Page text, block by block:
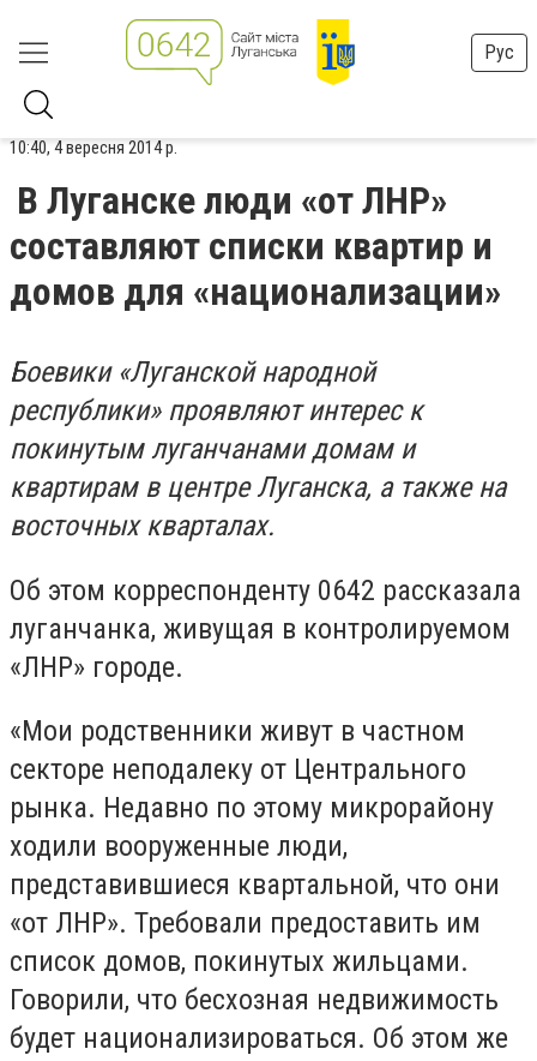
Рус
10:40, 4 вересня 2014 р.
В Луганске люди «от ЛНР»
составляют списки квартир и
домов для «национализации»
Боевики «Луганской народной
республики» проявляют интерес к
покинутым луганчанами домам и
квартирам в центре Луганска, а также на
восточных кварталах.
Об этом корреспонденту 0642 рассказала
луганчанка, живущая в контролируемом
«ЛНР» городе.
«Мои родственники живут в частном
секторе неподалеку от Центрального
рынка. Недавно по этому микрорайону
ходили вооруженные люди,
представившиеся квартальной, что они
«от ЛНР». Требовали предоставить им
список домов, покинутых жильцами.
Говорили, что бесхозная недвижимость
будет национализироваться. Об этом же